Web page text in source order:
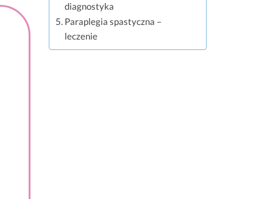
diagnostyka
Paraplegia spastyczna –
leczenie